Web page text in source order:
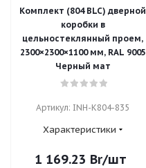
Комплект (804 BLC) дверной
коробки в
цельностеклянный проем,
2300×2300×1100 мм, RAL 9005
Черный мат
Артикул: INH-K804-835
Характеристики
1 169.23 Br/шт